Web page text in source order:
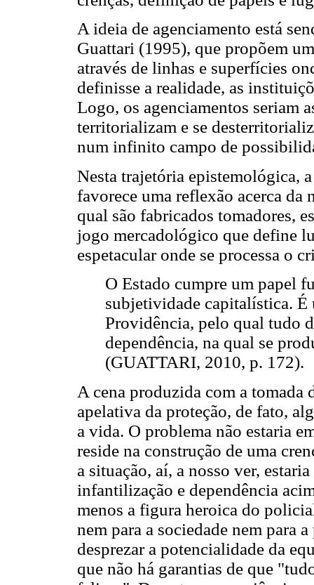
A ideia de agenciamento está
Guattari (1995), que propõem
através de linhas e superfícies
definisse a realidade, as
Logo, os agenciamentos seriam
territorializam e se
num infinito campo de
Nesta trajetória epistemológica,
favorece uma reflexão acerca
qual são fabricados tomadores,
jogo mercadológico que define
espetacular onde se processa o
O Estado cumpre um papel
subjetividade capitalística.
Providência, pelo qual tudo
dependência, na qual se
(GUATTARI, 2010, p. 172).
A cena produzida com a tomada
apelativa da proteção, de fato,
a vida. O problema não estaria
reside na construção de uma
a situação, aí, a nosso ver,
infantilização e dependência
menos a figura heroica do
nem para a sociedade nem para
desprezar a potencialidade da
que não há garantias de que